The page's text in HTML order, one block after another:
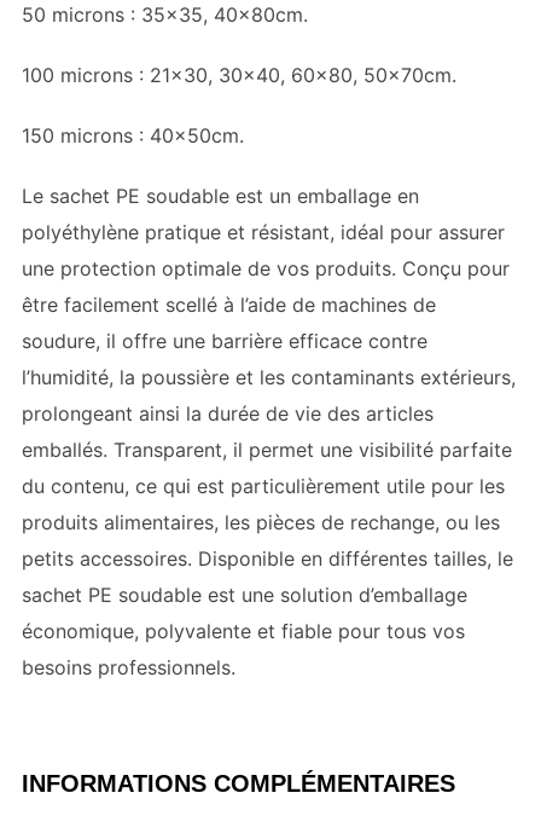
50 microns : 35×35, 40x80cm.
100 microns : 21×30, 30×40, 60×80, 50x70cm.
150 microns : 40x50cm.
Le sachet PE soudable est un emballage en
polyéthylène pratique et résistant, idéal pour assurer
une protection optimale de vos produits. Conçu pour
être facilement scellé à l’aide de machines de
soudure, il offre une barrière efficace contre
l’humidité, la poussière et les contaminants extérieurs,
prolongeant ainsi la durée de vie des articles
emballés. Transparent, il permet une visibilité parfaite
du contenu, ce qui est particulièrement utile pour les
produits alimentaires, les pièces de rechange, ou les
petits accessoires. Disponible en différentes tailles, le
sachet PE soudable est une solution d’emballage
économique, polyvalente et fiable pour tous vos
besoins professionnels.
INFORMATIONS COMPLÉMENTAIRES